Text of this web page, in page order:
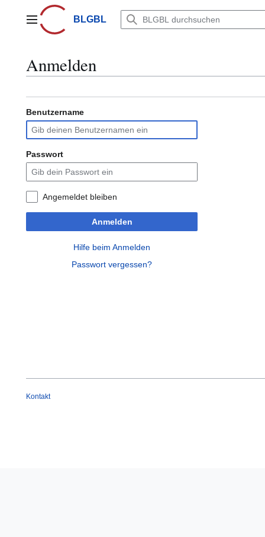
springenHauptmenüBLGBL
Anmelden
Benutzername
Passwort
Angemeldet bleiben
Anmelden
Hilfe beim Anmelden
Passwort vergessen?
Kontakt